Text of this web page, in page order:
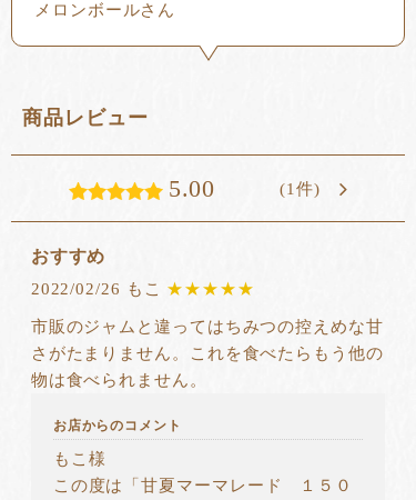
メロンボールさん
商品レビュー
5.00 (1件)
おすすめ
2022/02/26 もこ ★★★★★
市販のジャムと違ってはちみつの控えめな甘
さがたまりません。これを食べたらもう他の
物は食べられません。
お店からのコメント
もこ様
この度は「甘夏マーマレード １５０